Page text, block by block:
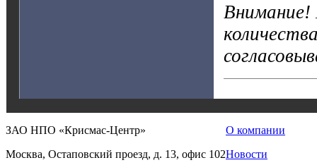
Внимание!
ЗАО НПО «Крисмас-Центр»
Москва, Остаповский проезд, д. 13, офис 102
О компании
Новости